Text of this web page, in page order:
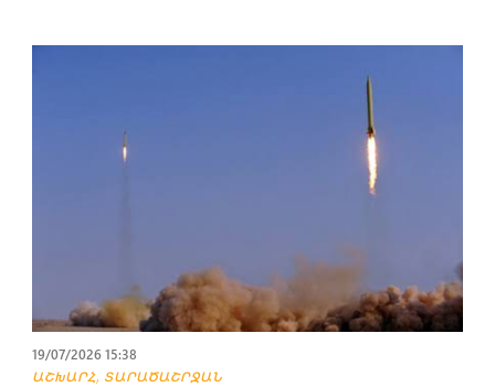
19/07/2026 15:38
ԱՇԽԱՐՀ, ՏԱՐԱԾԱՇՐՋԱՆ